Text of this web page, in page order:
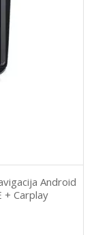
Android
+ Carplay